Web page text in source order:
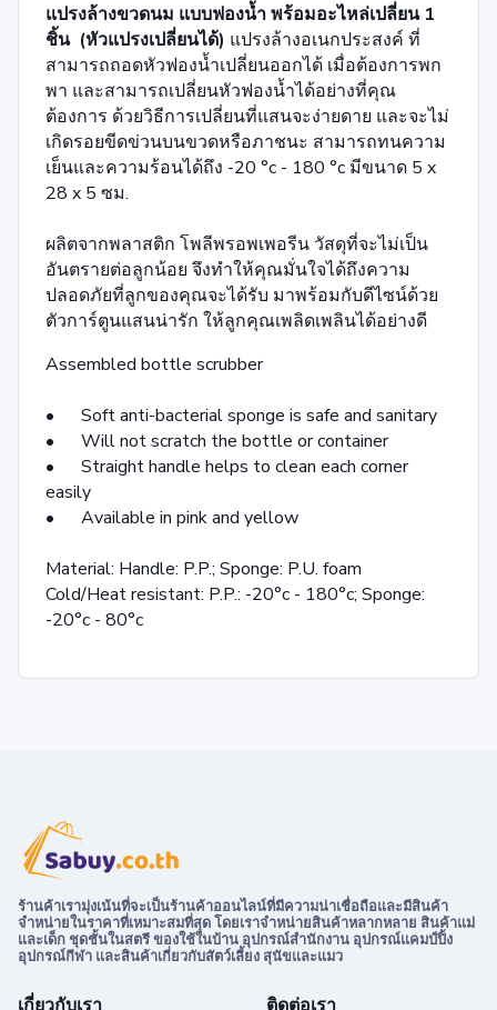
แปรงล้างขวดนม แบบฟองน้ำ พร้อมอะไหล่เปลี่ยน 1
ชิ้น (หัวแปรงเปลี่ยนได้) แปรงล้างอเนกประสงค์ ที่
สามารถถอดหัวฟองน้ำเปลี่ยนออกได้ เมื่อต้องการพก
พา และสามารถเปลี่ยนหัวฟองน้ำได้อย่างที่คุณ
ต้องการ ด้วยวิธีการเปลี่ยนที่แสนจะง่ายดาย และจะไม่
เกิดรอยขีดข่วนบนขวดหรือภาชนะ สามารถทนความ
เย็นและความร้อนได้ถึง -20 °c - 180 °c มีขนาด 5 x
28 x 5 ซม.
ผลิตจากพลาสติก โพลีพรอพเพอรีน วัสดุที่จะไม่เป็น
อันตรายต่อลูกน้อย จึงทำให้คุณมั่นใจได้ถึงความ
ปลอดภัยที่ลูกของคุณจะได้รับ มาพร้อมกับดีไซน์ด้วย
ตัวการ์ตูนแสนน่ารัก ให้ลูกคุณเพลิดเพลินได้อย่างดี
Assembled bottle scrubber
• Soft anti-bacterial sponge is safe and sanitary
• Will not scratch the bottle or container
• Straight handle helps to clean each corner
easily
• Available in pink and yellow
Material: Handle: P.P.; Sponge: P.U. foam
Cold/Heat resistant: P.P.: -20°c - 180°c; Sponge:
-20°c - 80°c
ร้านค้าเรามุ่งเน้นที่จะเป็นร้านค้าออนไลน์ที่มีความน่าเชื่อถือและมีสินค้า
จำหน่ายในราคาที่เหมาะสมที่สุด โดยเราจำหน่ายสินค้าหลากหลาย สินค้าแม่
และเด็ก ชุดชั้นในสตรี ของใช้ในบ้าน อุปกรณ์สำนักงาน อุปกรณ์แคมป์ปิ้ง
อุปกรณ์กีฬา และสินค้าเกี่ยวกับสัตว์เลี้ยง สุนัขและแมว